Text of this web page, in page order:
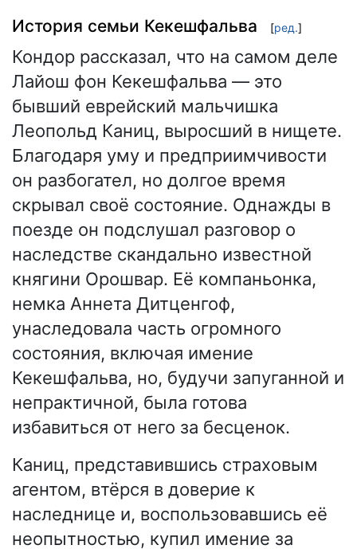
История семьи Кекешфальва [ред.]
Кондор рассказал, что на самом деле
Лайош фон Кекешфальва — это
бывший еврейский мальчишка
Леопольд Каниц, выросший в нищете.
Благодаря уму и предприимчивости
он разбогател, но долгое время
скрывал своё состояние. Однажды в
поезде он подслушал разговор о
наследстве скандально известной
княгини Орошвар. Её компаньонка,
немка Аннета Дитценгоф,
унаследовала часть огромного
состояния, включая имение
Кекешфальва, но, будучи запуганной и
непрактичной, была готова
избавиться от него за бесценок.
Каниц, представившись страховым
агентом, втёрся в доверие к
наследнице и, воспользовавшись её
неопытностью, купил имение за